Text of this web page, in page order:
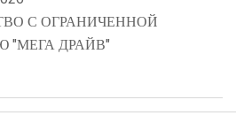
С ОГРАНИЧЕННОЙ
"МЕГА ДРАЙВ"